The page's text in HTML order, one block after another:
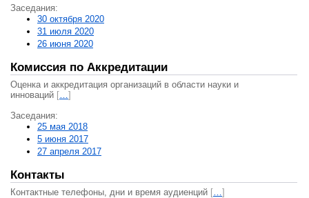
Заседания:
30 октября 2020
31 июля 2020
26 июня 2020
Комиссия по Аккредитации
Оценка и аккредитация организаций в области науки и
инноваций […]
Заседания:
25 мая 2018
5 июня 2017
27 апреля 2017
Контакты
Контактные телефоны, дни и время аудиенций […]